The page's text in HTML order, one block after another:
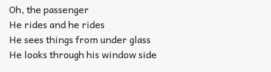
Oh, the passenger
He rides and he rides
He sees things from under glass
He looks through his window side